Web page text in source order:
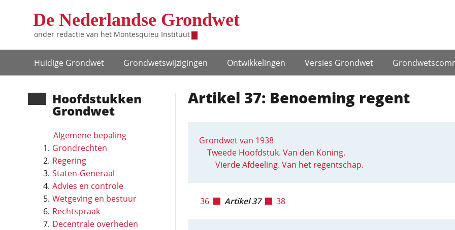
De Nederlandse Grondwet
onder redactie van het Montesquieu Instituut
Hoofdnavigatie
Huidige Grondwet Grondwets­wijzigingen Ontwikke­lingen Versies Grondwet
Hoofd­stukken
Grondwet
Algemene bepaling
Grondrechten
Regering
Staten-Generaal
Advies en controle
Wetgeving en bestuur
Rechtspraak
Decentrale overheden
Artikel 37: Benoeming regent
Grondwet van 1938
Tweede Hoofdstuk. Van den Koning.
Vierde Afdeeling. Van het regentschap.
36 Artikel 37 38